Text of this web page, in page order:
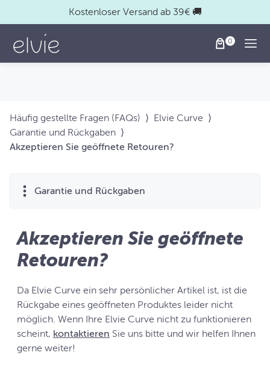
Kostenloser Versand ab 39€ 🚚
Häufig gestellte Fragen (FAQs) ⟩ Elvie Curve ⟩
Garantie und Rückgaben ⟩
Akzeptieren Sie geöffnete Retouren?
Garantie und Rückgaben
Akzeptieren Sie geöffnete
Retouren?
Da Elvie Curve ein sehr persönlicher Artikel ist, ist die
Rückgabe eines geöffneten Produktes leider nicht
möglich. Wenn Ihre Elvie Curve nicht zu funktionieren
scheint, kontaktieren Sie uns bitte und wir helfen Ihnen
gerne weiter!